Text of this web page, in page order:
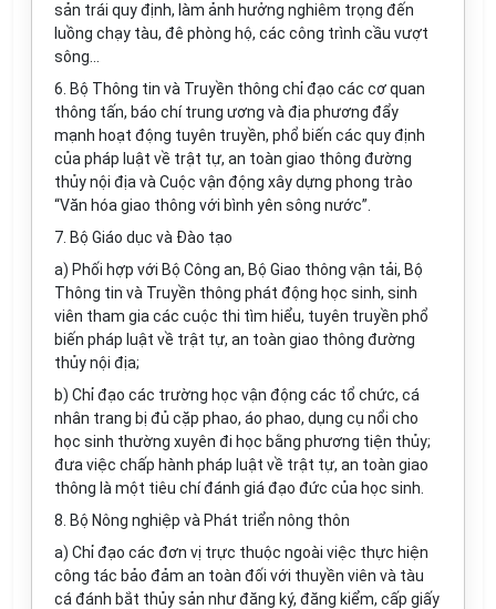
sản trái quy định, làm ảnh hưởng nghiêm trọng đến
luồng chạy tàu, đê phòng hộ, các công trình cầu vượt
sông...
6. Bộ Thông tin và Truyền thông chỉ đạo các cơ quan
thông tấn, báo chí trung ương và địa phương đẩy
mạnh hoạt động tuyên truyền, phổ biến các quy định
của pháp luật về trật tự, an toàn giao thông đường
thủy nội địa và Cuộc vận động xây dựng phong trào
“Văn hóa giao thông với bình yên sông nước”.
7. Bộ Giáo dục và Đào tạo
a) Phối hợp với Bộ Công an, Bộ Giao thông vận tải, Bộ
Thông tin và Truyền thông phát động học sinh, sinh
viên tham gia các cuộc thi tìm hiểu, tuyên truyền phổ
biến pháp luật về trật tự, an toàn giao thông đường
thủy nội địa;
b) Chỉ đạo các trường học vận động các tổ chức, cá
nhân trang bị đủ cặp phao, áo phao, dụng cụ nổi cho
học sinh thường xuyên đi học bằng phương tiện thủy;
đưa việc chấp hành pháp luật về trật tự, an toàn giao
thông là một tiêu chí đánh giá đạo đức của học sinh.
8. Bộ Nông nghiệp và Phát triển nông thôn
a) Chỉ đạo các đơn vị trực thuộc ngoài việc thực hiện
công tác bảo đảm an toàn đối với thuyền viên và tàu
cá đánh bắt thủy sản như đăng ký, đăng kiểm, cấp giấy